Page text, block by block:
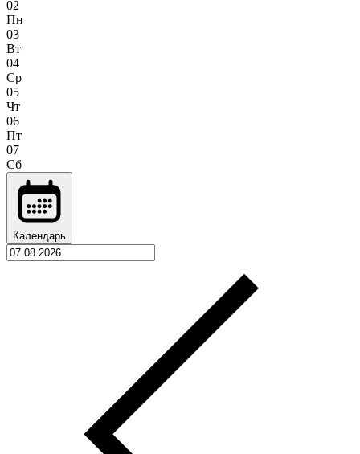
02
Пн
03
Вт
04
Ср
05
Чт
06
Пт
07
Сб
Календарь